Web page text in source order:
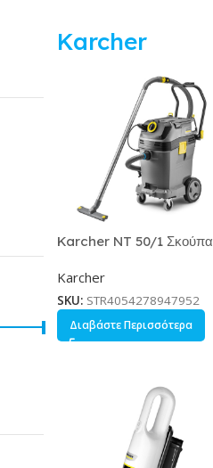
Karcher
Karcher NT 50/1 Σκούπα
με Πλαστικό Κάδο 50lt
Κωδικός 1.148-470.0
Karcher
SKU: STR4054278947952
Διαβάστε Περισσότερα